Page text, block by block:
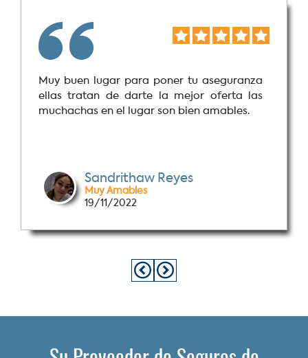
Muy buen lugar para poner tu aseguranza
ellas tratan de darte la mejor oferta las
muchachas en el lugar son bien amables.
Sandrithaw Reyes
Muy Amables
19/11/2022